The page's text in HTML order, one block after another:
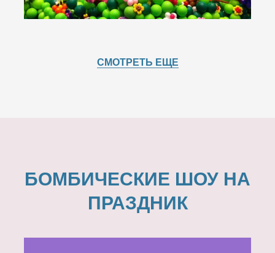
СМОТРЕТЬ ЕЩЕ
БОМБИЧЕСКИЕ ШОУ НА
ПРАЗДНИК